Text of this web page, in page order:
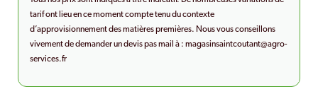
tarif ont lieu en ce moment compte tenu du contexte
d’approvisionnement des matières premières. Nous vous conseillons
vivement de demander un devis pas mail à : magasinsaintcoutant@agro-
services.fr